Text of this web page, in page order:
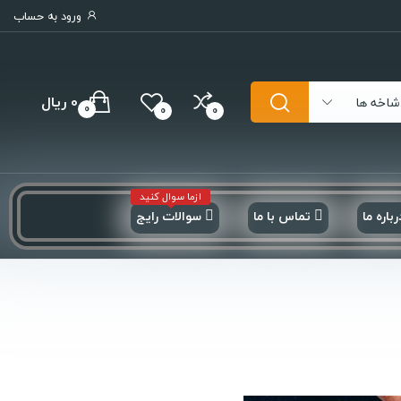
ورود به حساب
ها 0
0 0 ریال 0
ما تماس با ما سوالات رایج
ازما سوال کنید